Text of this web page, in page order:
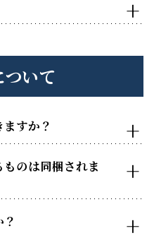
いて
すか？
のは同梱されま